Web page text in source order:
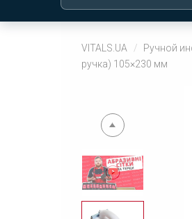
VITALS.UA Ручной
ручка) 105×230 мм